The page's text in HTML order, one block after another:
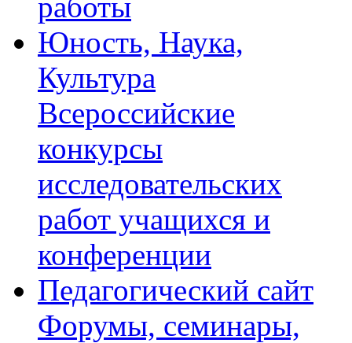
Юность, Наука,
Культура
Всероссийские
конкурсы
исследовательских
работ учащихся и
конференции
Педагогический сайт
Форумы, семинары,